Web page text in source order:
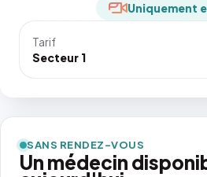
Uniquement
Tarif
Secteur 1
SANS RENDEZ-VOUS
Un médecin